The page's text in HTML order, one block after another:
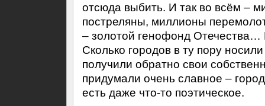
отсюда выбить. И так во всём –
постреляны, миллионы
– золотой генофонд Отечества…
Сколько городов в ту пору
получили обратно свои
придумали очень славное –
есть даже что-то поэтическое.